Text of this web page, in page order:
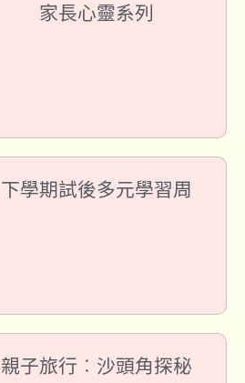
家長心靈系列
下學期試後多元學習周
親子旅行︰沙頭角探秘